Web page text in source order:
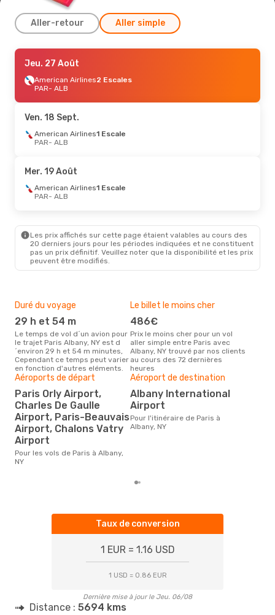
Aller-retour Aller simple
Ven. 14 Août- Mar. 18 Août
American Airlines2 Escales
PAR- ALB
ALB- PAR
Jeu. 27 Août- Jeu. 3 Sept.
ALB - PAR
- ALB
Klm Royal Dutch Airlines 1 Escale
ALB- PAR
PAR- ALB
1 Escale
ALB- PAR
Jeu. 27 Août
American Airlines2 Escales
PAR- ALB
Ven. 18 Sept.
American Airlines1 Escale
PAR- ALB
Mer. 19 Août
American Airlines1 Escale
PAR- ALB
Les prix affichés sur cette page étaient valables au cours des
20 derniers jours pour les périodes indiquées et ne constituent
pas un prix définitif. Veuillez noter que la disponibilité et les prix
peuvent être modifiés.
Duré du voyage
29 h et 54 m
Le temps de vol d´un avion pour
le trajet Paris Albany, NY est d
´environ 29 h et 54 m minutes,
Cependant ce temps peut varier
en fonction d'autres eléments.
Le billet le moins cher
486€
Prix le moins cher pour un vol
aller simple entre Paris avec
Albany, NY trouvé par nos clients
au cours des 72 dernières
heures
Aéroports de départ
Paris Orly Airport,
Charles De Gaulle
Airport, Paris-Beauvais
Airport, Chalons Vatry
Airport
Pour les vols de Paris à Albany,
NY
Aéroport de destination
Albany International
Airport
Pour l'itinéraire de Paris à
Albany, NY
Taux de conversion
1 EUR = 1.16 USD
1 USD = 0.86 EUR
Dernière mise à jour le Jeu. 06/08
Distance : 5694 kms